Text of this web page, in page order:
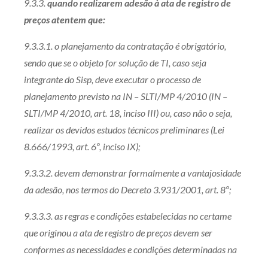
9.3.3.quando realizarem adesão à ata de registro de
preços atentem que:
9.3.3.1. o planejamento da contratação é obrigatório,
sendo que se o objeto for solução de TI, caso seja
integrante do Sisp, deve executar o processo de
planejamento previsto na IN – SLTI/MP 4/2010 (IN –
SLTI/MP 4/2010, art. 18, inciso III) ou, caso não o seja,
realizar os devidos estudos técnicos preliminares (Lei
8.666/1993, art. 6º, inciso IX);
9.3.3.2. devem demonstrar formalmente a vantajosidade
da adesão, nos termos do Decreto 3.931/2001, art. 8º;
9.3.3.3. as regras e condições estabelecidas no certame
que originou a ata de registro de preços devem ser
conformes as necessidades e condições determinadas na